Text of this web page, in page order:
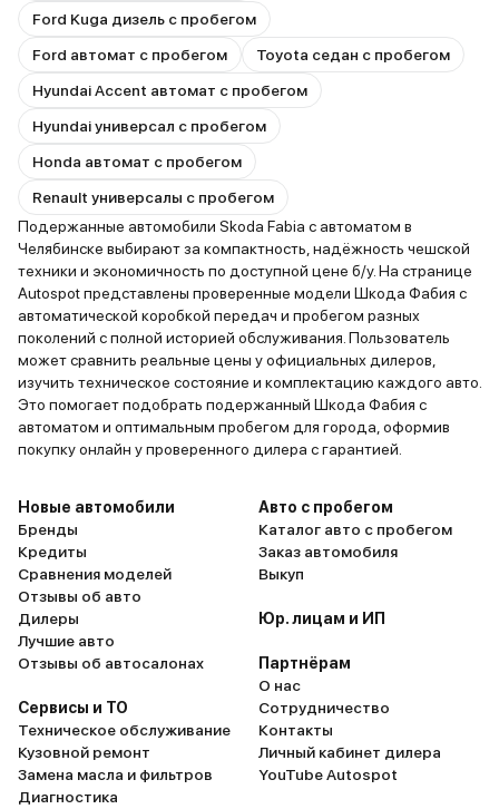
Ford Kuga дизель с пробегом
Ford автомат с пробегом
Toyota седан с пробегом
Hyundai Accent автомат с пробегом
Hyundai универсал с пробегом
Honda автомат с пробегом
Renault универсалы с пробегом
Подержанные автомобили Skoda Fabia с автоматом в
Челябинске выбирают за компактность, надёжность чешской
техники и экономичность по доступной цене б/у. На странице
Autospot представлены проверенные модели Шкода Фабия с
автоматической коробкой передач и пробегом разных
поколений с полной историей обслуживания. Пользователь
может сравнить реальные цены у официальных дилеров,
изучить техническое состояние и комплектацию каждого авто.
Это помогает подобрать подержанный Шкода Фабия с
автоматом и оптимальным пробегом для города, оформив
покупку онлайн у проверенного дилера с гарантией.
Новые автомобили
Бренды
Кредиты
Сравнения моделей
Отзывы об авто
Дилеры
Лучшие авто
Отзывы об автосалонах
Сервисы и ТО
Техническое обслуживание
Кузовной ремонт
Замена масла и фильтров
Диагностика
Авто с пробегом
Каталог авто с пробегом
Заказ автомобиля
Выкуп
Юр. лицам и ИП
Партнёрам
О нас
Сотрудничество
Контакты
Личный кабинет дилера
YouTube Autospot